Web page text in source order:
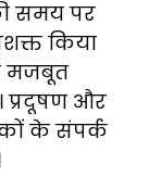
समय पर
किया
मजबूत
प्रदूषण और
के संपर्क